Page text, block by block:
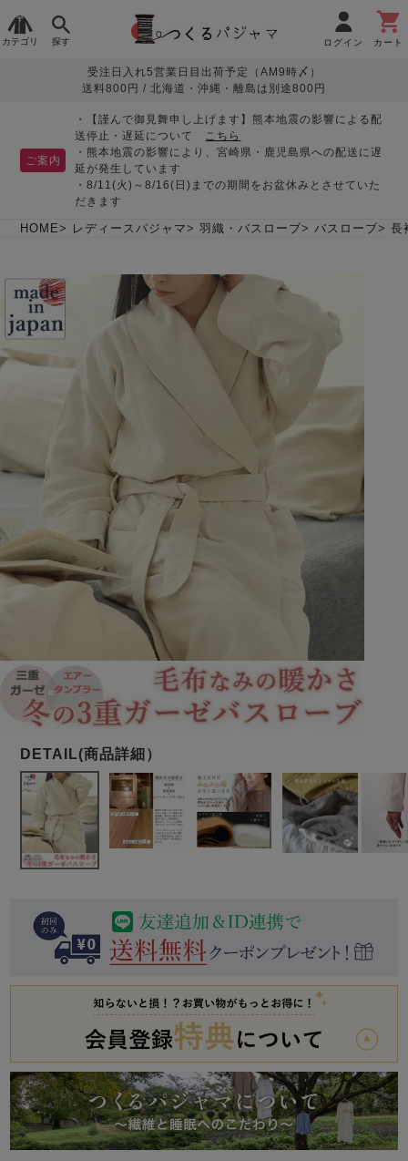
カテゴリ 探す ログイン カート
レディースパジャマ
夏
春 夏 秋 冬
ガールズパジャマ
春 夏 冬
生地で
さがす
オーガニック素材 サテン織り
サッカー/ちぢみ 楊
柳
ニット/ストレッチ 起毛/フランネル
柄物
売れ筋ランキング
すべての生地一覧はこちら
目的別で
さがす
敏感肌用
パジャマ
入院・介護
胸が目立たない
マタニティ
ペアで
眠れる作務衣特集
年齢別におすすめパジ
ャマ
インナーウェア カタログギフト
売れ筋ランキング
- Item Ranking -
- New Arrival -
目的別でさがす一覧はこちら
デザインで
さがす
ィース
パジャマ
かぶり
胸がすけない
ズボン単品
すべてのメン
ズ
パジャマ
長袖 七分袖
前開き かぶり スリーパー
作務衣
ーブ
上着単品
ズボン単品
夏パジャマ特集 つくるパジャマとは
お支払い・送料・配送
について
返品・交換について よくあるご質問
お買い物ガイド
SDGsの取り組み
受注日入れ5営業日目出荷予定（AM9時〆）
送料800円 / 北海道・沖縄・離島は別途800円
ご案内
・【謹んで御見舞申し上げます】熊本地震の影響による配
送停止・遅延について こちら
・熊本地震の影響により、宮崎県・鹿児島県への配送に遅
延が発生しています
・8/11(火)～8/16(日)までの期間をお盆休みとさせていた
だきます
HOME レディースパジャマ 羽織・バスローブ バスローブ 長